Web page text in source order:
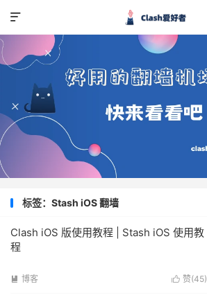

标签：Stash iOS 翻墙
Clash iOS 版使用教程 | Stash iOS 使用教
程
 赞(45)
 博客